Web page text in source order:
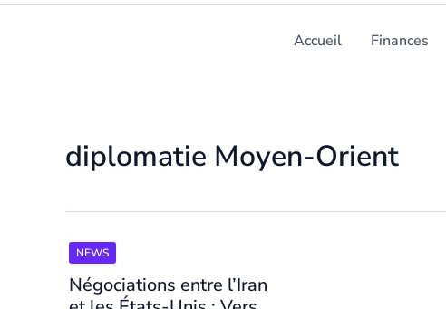
Accueil Finances
diplomatie Moyen-Orient
NEWS
Négociations entre l’Iran